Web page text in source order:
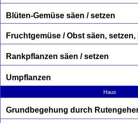
Blüten-Gemüse säen / setzen
Fruchtgemüse / Obst säen, setzen,
Rankpflanzen säen / setzen
Umpflanzen
Haus
Grundbegehung durch